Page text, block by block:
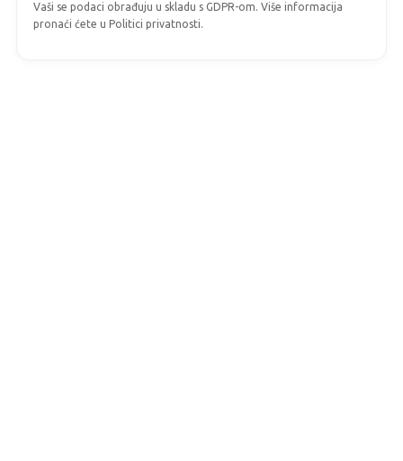
Vaši se podaci obrađuju u skladu s GDPR-om. Više informacija
pronaći ćete u Politici privatnosti.